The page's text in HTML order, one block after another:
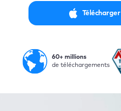
60+ millions
de téléchargements